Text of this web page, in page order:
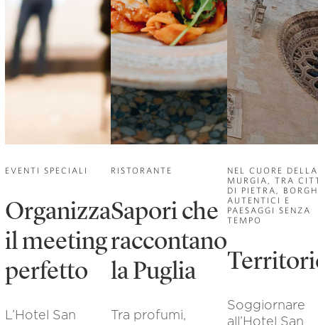
EVENTI SPECIALI
Organizza
il meeting
perfetto
L’Hotel San
RISTORANTE
Sapori che
raccontano
la Puglia
Tra profumi,
NEL CUORE DELLA
MURGIA, TRA
DI PIETRA,
AUTENTICI E
PAESAGGI SENZA
TEMPO
Soggiornare
all’Hotel San